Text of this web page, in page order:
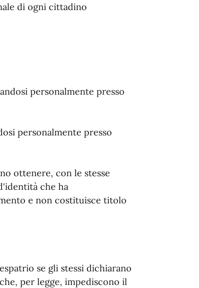
di ogni cittadino
personalmente presso
personalmente presso
ottenere, con le stesse
che ha
e non costituisce titolo
se gli stessi dichiarano
per legge, impediscono il